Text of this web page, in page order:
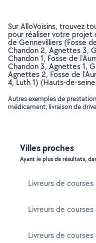
Sur AlloVoisins, trouvez
pour réaliser votre projet
de Gennevilliers (Fosse
Chandon 2, Agnettes 3,
Chandon 1, Fosse de
Chandon 3, Agnettes 1,
Agnettes 2, Fosse de
4, Luth 1) (Hauts-de-
Autres exemples de
médicament, livraison de
Villes proches
Ayant le plus de résultats,
Livreurs de
Livreurs de courses
Livreurs de